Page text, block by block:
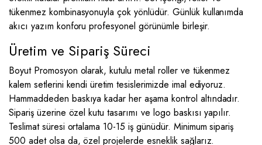
tükenmez kombinasyonuyla çok yönlüdür. Günlük kullanımda
akıcı yazım konforu profesyonel görünümle birleşir.
Üretim ve Sipariş Süreci
Boyut Promosyon olarak, kutulu metal roller ve tükenmez
kalem setlerini kendi üretim tesislerimizde imal ediyoruz.
Hammaddeden baskıya kadar her aşama kontrol altındadır.
Sipariş üzerine özel kutu tasarımı ve logo baskısı yapılır.
Teslimat süresi ortalama 10-15 iş günüdür. Minimum sipariş
500 adet olsa da, özel projelerde esneklik sağlarız.